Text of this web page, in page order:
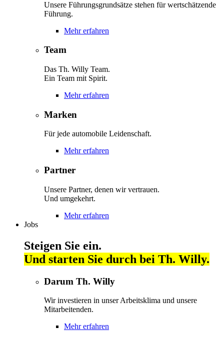
Unsere Führungsgrundsätze stehen für wertschätzende
Führung.
Mehr erfahren
Team
Das Th. Willy Team.
Ein Team mit Spirit.
Mehr erfahren
Marken
Für jede automobile Leidenschaft.
Mehr erfahren
Partner
Unsere Partner, denen wir vertrauen.
Und umgekehrt.
Mehr erfahren
Jobs
Steigen Sie ein.
Und starten Sie durch bei Th. Willy.
Darum Th. Willy
Wir investieren in unser Arbeitsklima und unsere
Mitarbeitenden.
Mehr erfahren